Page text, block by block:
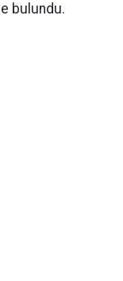
bulundu.